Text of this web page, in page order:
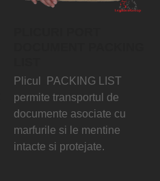
Plicul PACKING LIST
permite transportul de
documente asociate cu
marfurile si le mentine
intacte si protejate.